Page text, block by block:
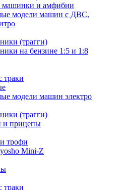
машинки и амфибии
модели машин с ДВС,
(трагги)
на бензине 1:5 и 1:8
траки
модели машин электро
(трагги)
и прицепы
трофи
Mini-Z
траки